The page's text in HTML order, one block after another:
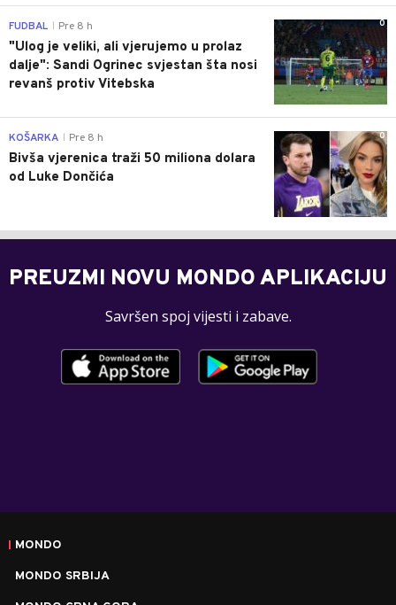
0
FUDBAL Pre 8 h
"Ulog je veliki, ali vjerujemo u prolaz
dalje": Sandi Ogrinec svjestan šta nosi
revanš protiv Vitebska
0
KOŠARKA Pre 8 h
Bivša vjerenica traži 50 miliona dolara
od Luke Dončića
PREUZMI NOVU MONDO APLIKACIJU
Savršen spoj vijesti i zabave.
MONDO
MONDO SRBIJA